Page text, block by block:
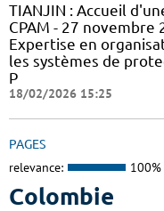
TIANJIN : Accueil
CPAM - 27 novembre
Expertise en
les systèmes de
P
18/02/2026 15:25
PAGES
relevance: 100%
Colombie